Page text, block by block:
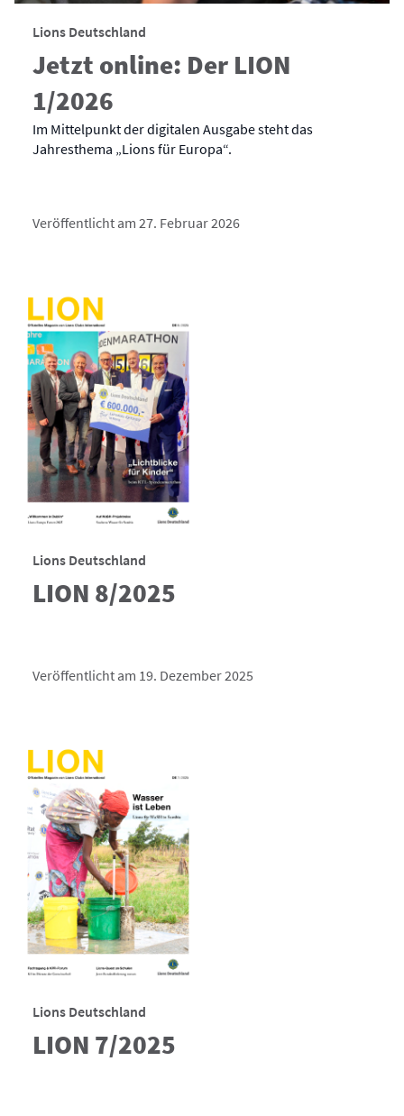
Lions Deutschland
Jetzt online: Der LION
1/2026
Im Mittelpunkt der digitalen Ausgabe steht das
Jahresthema „Lions für Europa“.
Veröffentlicht am 27. Februar 2026
Lions Deutschland
LION 8/2025
Veröffentlicht am 19. Dezember 2025
Lions Deutschland
LION 7/2025